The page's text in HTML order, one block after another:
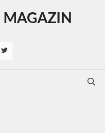
MAGAZIN